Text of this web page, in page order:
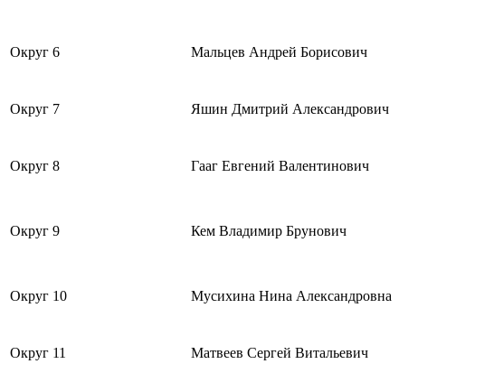
Округ 6 Мальцев Андрей Борисович
Округ 7 Яшин Дмитрий Александрович
Округ 8 Гааг Евгений Валентинович
Округ 9 Кем Владимир Брунович
Округ 10 Мусихина Нина Александровна
Округ 11 Матвеев Сергей Витальевич